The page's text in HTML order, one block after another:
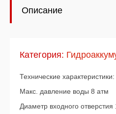
Описание
Категория:
Технические характеристики:
Макс. давление воды 8 атм
Диаметр входного